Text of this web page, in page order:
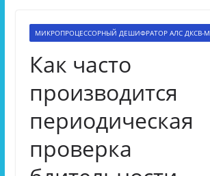
МИКРОПРОЦЕССОРНЫЙ ДЕШИФРАТОР АЛС ДКСВ-М
Как часто
производится
периодическая
проверка